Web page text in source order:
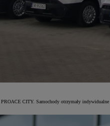
CITY. Samochody otrzymały